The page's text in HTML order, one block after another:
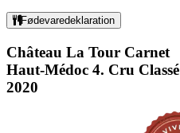
Fødevaredeklaration
Château La Tour Carnet
Haut-Médoc 4. Cru Classé
2020